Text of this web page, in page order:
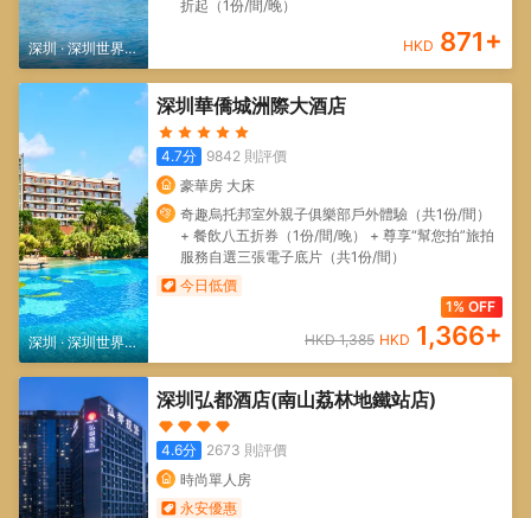
深圳·深圳世界之
窗/深圳歡樂谷
折起（1份/間/晚）
HKD 871+
深圳·深圳世界之
窗/深圳歡樂谷
深圳華僑城洲際大酒店
4.7分 9842 則評價
豪華房 大床
奇趣烏托邦室外親子俱樂部戶外體驗（共1份/間）
+ 餐飲八五折券（1份/間/晚） + 尊享“幫您拍”旅拍
服務自選三張電子底片（共1份/間）
今日低價
1% OFF
HKD1,385 HKD 1,366+
深圳弘都酒店(南山荔林地鐵站店)
4.6分 2673 則評價
時尚單人房
永安優惠